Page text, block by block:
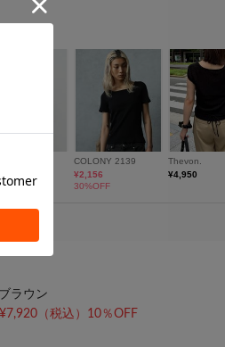
ラウン
¥7,920 （税込）10％OFF